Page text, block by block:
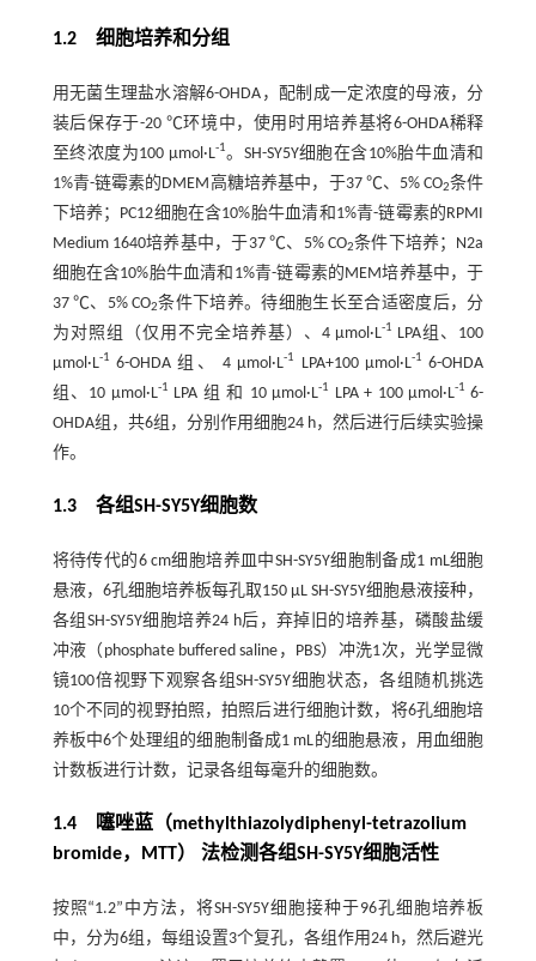
1.2 细胞培养和分组
用无菌生理盐水溶解6-OHDA，配制成一定浓度的母液，分
装后保存于-20 ℃环境中，使用时用培养基将6-OHDA稀释
至终浓度为100 μmol·L-1。SH-SY5Y细胞在含10%胎牛血清和
1%青-链霉素的DMEM高糖培养基中，于37 ℃、5% CO2条件
下培养；PC12细胞在含10%胎牛血清和1%青-链霉素的RPMI
Medium 1640培养基中，于37 ℃、5% CO2条件下培养；N2a
细胞在含10%胎牛血清和1%青-链霉素的MEM培养基中，于
37 ℃、5% CO2条件下培养。待细胞生长至合适密度后，分
为对照组（仅用不完全培养基）、4 μmol·L-1 LPA组、100
μmol·L-1 6-OHDA 组、 4 μmol·L-1 LPA+100 μmol·L-1 6-OHDA
组、10 μmol·L-1 LPA 组 和 10 μmol·L-1 LPA + 100 μmol·L-1 6-
OHDA组，共6组，分别作用细胞24 h，然后进行后续实验操
作。
1.3 各组SH-SY5Y细胞数
将待传代的6 cm细胞培养皿中SH-SY5Y细胞制备成1 mL细胞
悬液，6孔细胞培养板每孔取150 μL SH-SY5Y细胞悬液接种，
各组SH-SY5Y细胞培养24 h后，弃掉旧的培养基，磷酸盐缓
冲液（phosphate buffered saline，PBS）冲洗1次，光学显微
镜100倍视野下观察各组SH-SY5Y细胞状态，各组随机挑选
10个不同的视野拍照，拍照后进行细胞计数，将6孔细胞培
养板中6个处理组的细胞制备成1 mL的细胞悬液，用血细胞
计数板进行计数，记录各组每毫升的细胞数。
1.4 噻唑蓝（methylthiazolydiphenyl-tetrazolium
bromide，MTT） 法检测各组SH-SY5Y细胞活性
按照“1.2”中方法，将SH-SY5Y细胞接种于96孔细胞培养板
中，分为6组，每组设置3个复孔，各组作用24 h，然后避光